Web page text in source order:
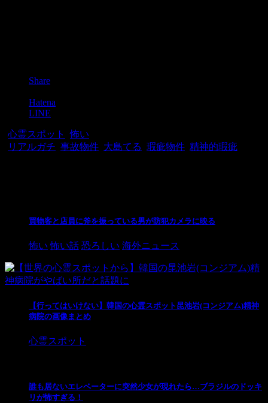
Share
Hatena
LINE
心霊スポット ,怖い
リアルガチ 事故物件 大島てる 瑕疵物件 精神的瑕疵
買物客と店員に斧を振っている男が防犯カメラに映る
怖い 怖い話 恐ろしい 海外ニュース
【行ってはいけない】韓国の心霊スポット昆池岩(コンジアム)精神
病院の画像まとめ
心霊スポット
誰も居ないエレベーターに突然少女が現れたら…ブラジルのドッキ
リが怖すぎる！